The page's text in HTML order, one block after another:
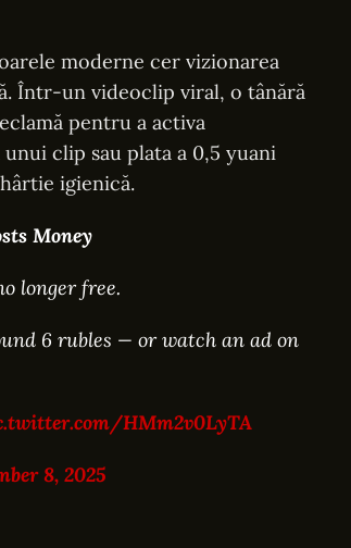
moderne cer vizionarea
Într-un videoclip viral, o tânără
pentru a activa
clip sau plata a 0,5 yuani
igienică.
Money
longer free.
6 rubles — or watch an ad on
HMm2v0LyTA
8, 2025